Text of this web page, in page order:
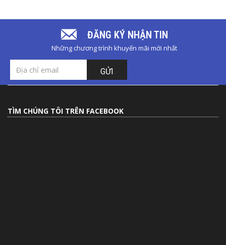
ĐĂNG KÝ NHẬN TIN
Những chương trình khuyến mãi mới nhất
GỬI
TÌM CHÚNG TÔI TRÊN FACEBOOK